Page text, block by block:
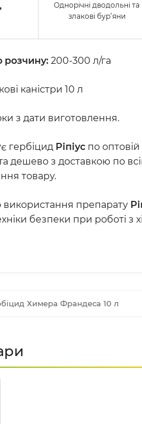
Однорічні дводольні та
злакові бур’яни
розчину: 200-300 л/га
каністри 10 л
з дати виготовлення.
гербіцид Ріпіус по
дешево з доставкою по
товару.
препарату
безпеки при роботі з
Химера Франдеса 10 л